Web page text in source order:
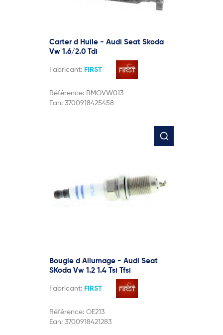
Carter d Huile - Audi Seat Skoda
Vw 1.6/2.0 Tdi
Fabricant: FIRST
Référence: BMOVW013
Ean: 3700918425458
Bougie d Allumage - Audi Seat
SKoda Vw 1.2 1.4 Tsi Tfsi
Fabricant: FIRST
Référence: OE213
Ean: 3700918421283